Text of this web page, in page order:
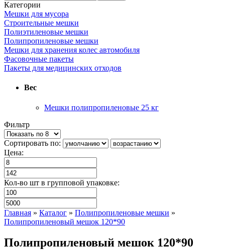
Категории
Мешки для мусора
Строительные мешки
Полиэтиленовые мешки
Полипропиленовые мешки
Мешки для хранения колес автомобиля
Фасовочные пакеты
Пакеты для медицинских отходов
Вес
Мешки полипропиленовые 25 кг
Фильтр
Сортировать по:
Цена:
Кол-во шт в групповой упаковке:
Главная » Каталог » Полипропиленовые мешки »
Полипропиленовый мешок 120*90
Полипропиленовый мешок 120*90